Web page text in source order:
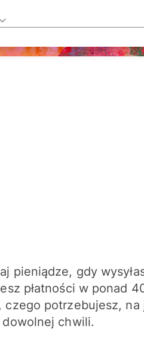
pieniądze, gdy
płatności w ponad
czego potrzebujesz, na
chwili.